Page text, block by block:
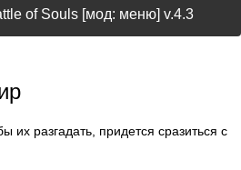
of Souls [мод: меню] v.4.3
их разгадать, придется сразиться с